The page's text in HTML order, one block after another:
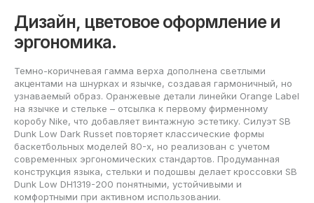
Дизайн, цветовое оформление и
эргономика.
Темно-коричневая гамма верха дополнена светлыми
акцентами на шнурках и язычке, создавая гармоничный, но
узнаваемый образ. Оранжевые детали линейки Orange Label
на язычке и стельке – отсылка к первому фирменному
коробу Nike, что добавляет винтажную эстетику. Силуэт SB
Dunk Low Dark Russet повторяет классические формы
баскетбольных моделей 80-х, но реализован с учетом
современных эргономических стандартов. Продуманная
конструкция языка, стельки и подошвы делает кроссовки SB
Dunk Low DH1319-200 понятными, устойчивыми и
комфортными при активном использовании.